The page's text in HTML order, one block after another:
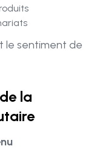
le sentiment de
la